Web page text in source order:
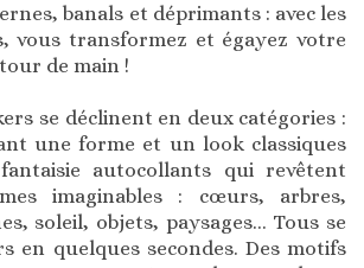
banals et déprimants : avec les
vous transformez et égayez votre
de main !
se déclinent en deux catégories :
une forme et un look classiques
autocollants qui revêtent
imaginables : cœurs, arbres,
soleil, objets, paysages... Tous se
en quelques secondes. Des motifs